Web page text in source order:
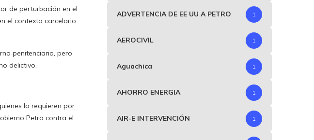
de perturbación en el
el contexto carcelario
penitenciario, pero
delictivo.
lo requieren por
Petro contra el
ADVERTENCIA DE EE UU A PETRO 1
AEROCIVIL 1
Aguachica 1
AHORRO ENERGIA 1
AIR-E INTERVENCIÓN 1